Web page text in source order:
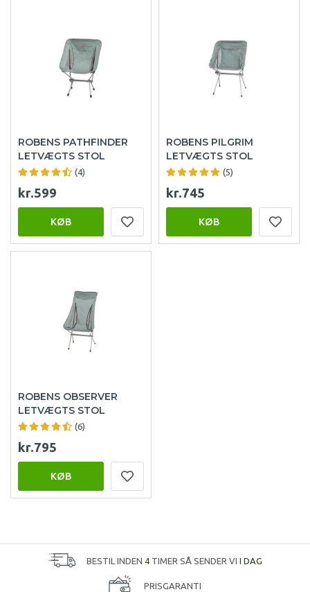
ROBENS PATHFINDER
LETVÆGTS STOL
(4)
kr.599
KØB
ROBENS PILGRIM
LETVÆGTS STOL
(5)
kr.745
KØB
ROBENS OBSERVER
LETVÆGTS STOL
(6)
kr.795
KØB
BESTIL INDEN 4TIMER SÅ SENDER VI I DAG
PRISGARANTI